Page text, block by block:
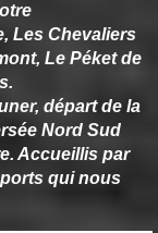
Les Chevaliers
Le Péket de
départ de la
Nord Sud
Accueillis par
qui nous